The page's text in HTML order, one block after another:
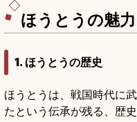
ほうとうの魅
1. ほうとうの歴史
ほうとうは、戦国時代に
たという伝承が残る、歴史